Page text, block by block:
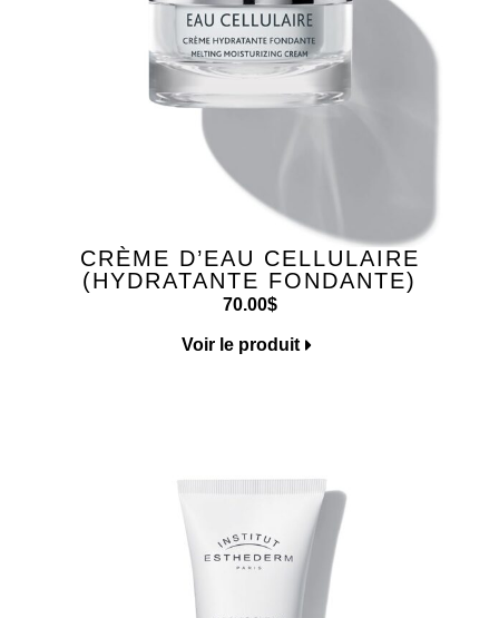
CRÈME D’EAU CELLULAIRE
(HYDRATANTE FONDANTE)
70.00$
Voir le produit